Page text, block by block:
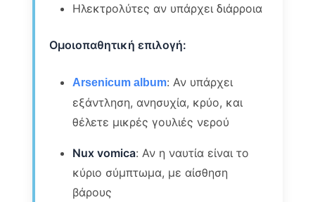
Ηλεκτρολύτες αν υπάρχει διάρροια
Ομοιοπαθητική επιλογή:
Arsenicum album: Αν υπάρχει
εξάντληση, ανησυχία, κρύο, και
θέλετε μικρές γουλιές νερού
Nux vomica: Αν η ναυτία είναι το
κύριο σύμπτωμα, με αίσθηση
βάρους